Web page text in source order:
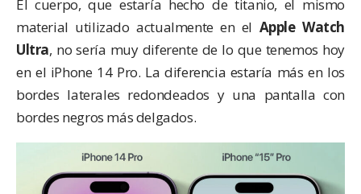
El cuerpo, que estaría hecho de titanio, el mismo
material utilizado actualmente en el Apple Watch
Ultra, no sería muy diferente de lo que tenemos hoy
en el iPhone 14 Pro. La diferencia estaría más en los
bordes laterales redondeados y una pantalla con
bordes negros más delgados.